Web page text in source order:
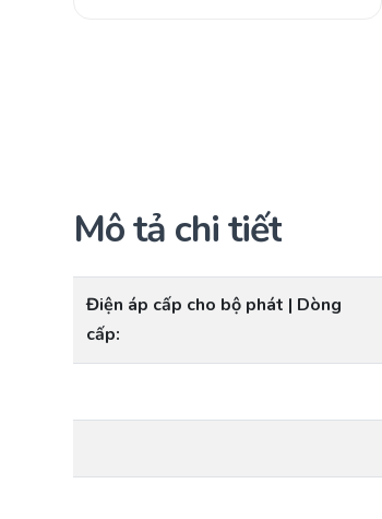
Mô tả chi tiết
Điện áp cấp cho bộ phát | Dòng
cấp: